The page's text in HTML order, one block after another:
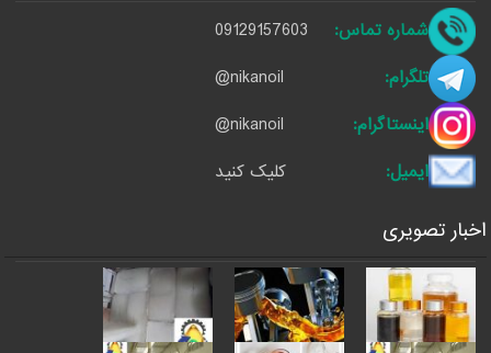
شماره تماس:
09129157603
تلگرام:
@nikanoil
اینستاگرام:
@nikanoil
ایمیل:
کلیک کنید
اخبار تصویری